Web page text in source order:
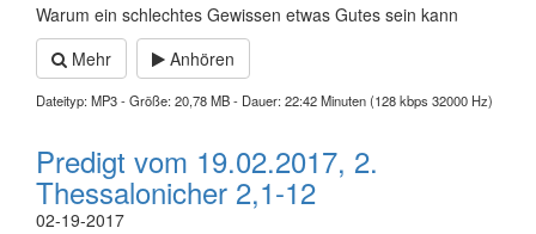
Warum ein schlechtes Gewissen etwas Gutes sein kann
Mehr
Anhören
Dateityp: MP3 - Größe: 20,78 MB - Dauer: 22:42 Minuten (128 kbps 32000 Hz)
Predigt vom 19.02.2017, 2.
Thessalonicher 2,1-12
02-19-2017